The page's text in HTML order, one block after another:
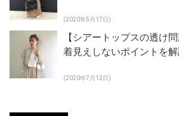
(2020年5月17日)
【シアートップスの透け
着見えしないポイントを
(2020年7月12日)